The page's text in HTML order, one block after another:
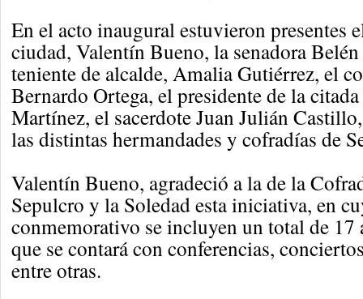
En el acto inaugural estuvieron presentes
ciudad, Valentín Bueno, la senadora
teniente de alcalde, Amalia Gutiérrez, el
Bernardo Ortega, el presidente de la
Martínez, el sacerdote Juan Julián
las distintas hermandades y cofradías de
Valentín Bueno, agradeció a la de la
Sepulcro y la Soledad esta iniciativa, en
conmemorativo se incluyen un total de 17
que se contará con conferencias,
entre otras.